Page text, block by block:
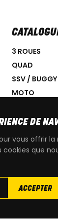
3 ROUES
QUAD
SSV / BUGGY
MOTO
PROMOTIONS
OCCASIONS
DE
vous offrir
cookies que
ACCEPTER